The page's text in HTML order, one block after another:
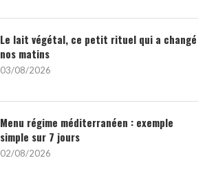
Le lait végétal, ce petit rituel qui a changé
nos matins
03/08/2026
Menu régime méditerranéen : exemple
simple sur 7 jours
02/08/2026